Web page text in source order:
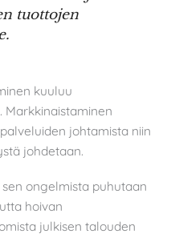
tuottojen
kuuluu
Markkinaistaminen
johtamista niin
johdetaan.
ongelmista puhutaan
hoivan
julkisen talouden